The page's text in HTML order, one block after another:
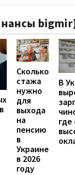
Сколько
стажа
нужно
для
выхода
на
пенсию
в
Украине
в 2026
году
В
где